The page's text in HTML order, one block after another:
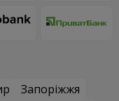
Запоріжжя